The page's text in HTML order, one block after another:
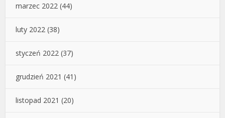
marzec 2022 (44)
luty 2022 (38)
styczeń 2022 (37)
grudzień 2021 (41)
listopad 2021 (20)